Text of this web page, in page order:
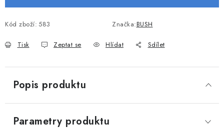
ZNAČKY
Doprava a platba Servis
Reklamace
Obchodní podmínky
Podmínky ochrany osobních údajů
Kód zboží: 583 Značka:BUSH
Tisk Zeptat se Hlídat Sdílet
Popis produktu
Parametry produktu